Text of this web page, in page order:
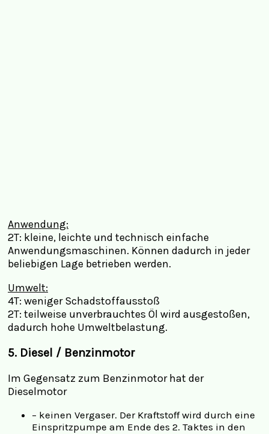
Anwendung:
2T: kleine, leichte und technisch einfache
Anwendungsmaschinen. Können dadurch in jeder
beliebigen Lage betrieben werden.
Umwelt:
4T: weniger Schadstoffausstoß
2T: teilweise unverbrauchtes Öl wird ausgestoßen,
dadurch hohe Umweltbelastung.
5. Diesel / Benzinmotor
Im Gegensatz zum Benzinmotor hat der
Dieselmotor
– keinen Vergaser. Der Kraftstoff wird durch eine
Einspritzpumpe am Ende des 2. Taktes in den